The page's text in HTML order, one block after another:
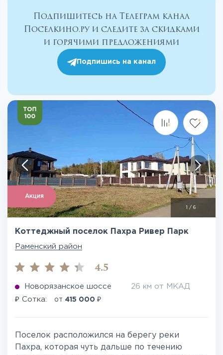
Подпишитесь на Телеграм канал
Поселкино.ру и следите за скидками
и горячими предложениями
Подпишись на канал
Акция
/ 6
Коттеджный поселок Пахра Ривер Парк
Раменский район
4.5
Новорязанское шоссе 26 км от МКАД
₽ Сотка: от 415 000 ₽
Поселок расположился на берегу реки
Пахра, которая чуть дальше по течению